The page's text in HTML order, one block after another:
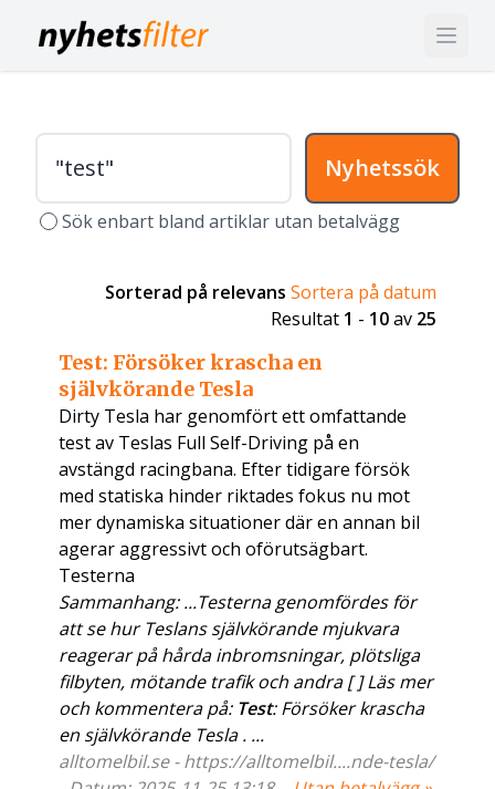
Nyhetssök
Sök enbart bland artiklar utan betalvägg
Sorterad på relevans Sortera på datum
Resultat 1 - 10av 25
Test: Försöker krascha en
självkörande Tesla
Dirty Tesla har genomfört ett omfattande
test av Teslas Full Self-Driving på en
avstängd racingbana. Efter tidigare försök
med statiska hinder riktades fokus nu mot
mer dynamiska situationer där en annan bil
agerar aggressivt och oförutsägbart.
Testerna
Sammanhang: ...Testerna genomfördes för
att se hur Teslans självkörande mjukvara
reagerar på hårda inbromsningar, plötsliga
filbyten, mötande trafik och andra [ ] Läs mer
och kommentera på: Test: Försöker krascha
en självkörande Tesla . ...
alltomelbil.se - https://alltomelbil....nde-tesla/